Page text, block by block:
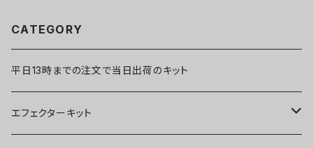
CATEGORY
平日13時までの注文で当日出荷のキット
エフェクターキット